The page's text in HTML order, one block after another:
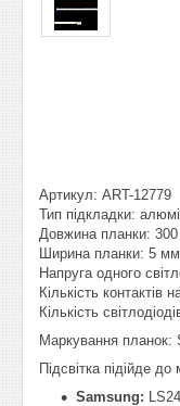
Артикул: ART-12779
Тип підкладки:
Довжина планки:
Ширина планки: 5 мм
Напруга одного
Кількість контактів
Кількість
Маркування планок:
Підсвітка підійде
Samsung: